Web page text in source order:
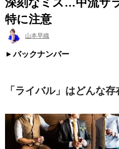
特に注意
山本早織
バックナンバー
「ライバル」はどんな存